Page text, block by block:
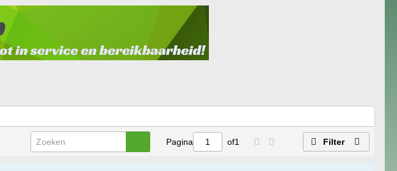
Pagina of1 Filter